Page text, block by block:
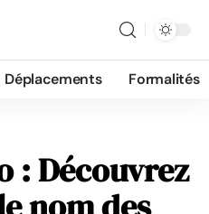
Déplacements Formalités
: Découvrez